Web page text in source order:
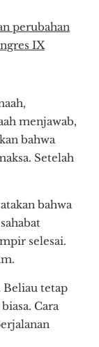
perubahan
IX
menjawab,
bahwa
Setelah
bahwa
selesai.
Beliau tetap
Cara